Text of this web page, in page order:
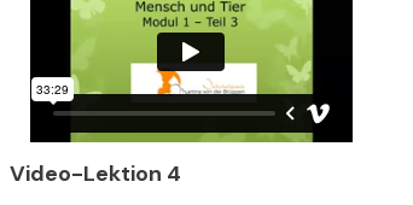
Video-Lektion 4